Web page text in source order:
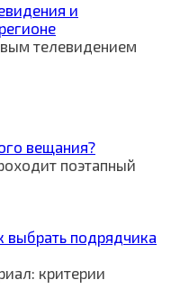
и
телевидением
вещания?
поэтапный
подрядчика
критерии